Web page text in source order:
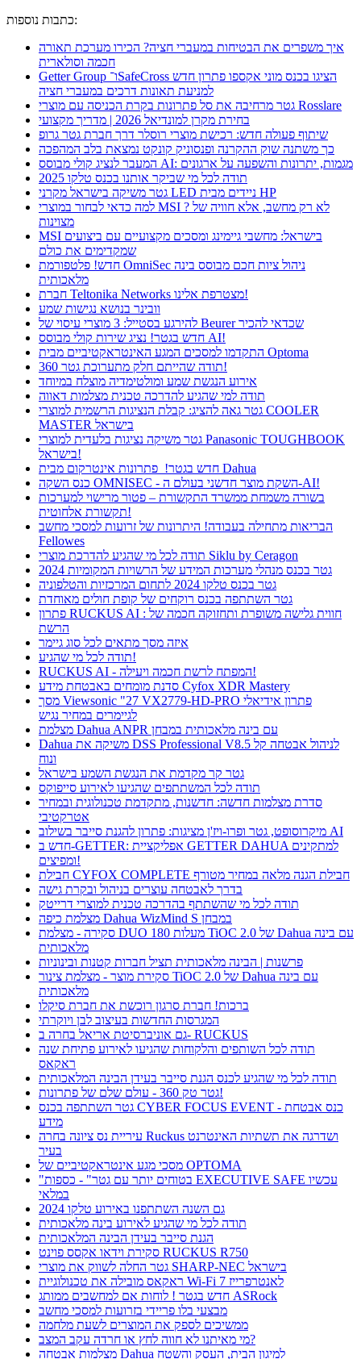
כתבות נוספות:
איך משפרים את הבטיחות במעברי חציה? הכירו מערכת תאורה
חכמה וסולארית
Getter Group ו־SafeCross הציגו בכנס מוני אקספו פתרון חדש
למניעת תאונות דרכים במעברי חציה
גטר מרחיבה את סל פתרונות בקרת הכניסה עם מוצרי Rosslare
בחירת מקרן למונדיאל 2026 | מדריך מקצועי
שיתוף פעולה חדש: רכישת מוצרי רוסלר דרך חברת גטר גרופ
כך משתנה שוק ההקרנה ופנסוניק קונקט נמצאת בלב המהפכה
המעבר לנציג קולי מבוסס AI: מגמות, יתרונות והשפעה על ארגונים
תודה לכל מי שביקר אותנו בכנס טלקו 2025
גטר משיקה בישראל מקרני LED ניידים מבית HP
למה כדאי לבחור במוצרי MSI ? לא רק מחשב, אלא חוויה של
מצוינות
MSI בישראל: מחשבי גיימינג ומסכים מקצועיים עם ביצועים
שמקדימים את כולם
חדש! פלטפורמת OmniSec ניהול ציות חכם מבוסס בינה
מלאכותית
חברת Teltonika Networks מצטרפת אלינו!
וובינר בנושא נגישות שמע
להירגע בסטייל: 3 מוצרי עיסוי של Beurer שכדאי להכיר
חדש בגטר! נציג שירות קולי מבוסס AI!
התקדמו למסכים המגע האינטראקטיביים מבית Optoma
תודה שהייתם חלק מתערוכת גטר 360!
אירוע הנגשת שמע ומולטימדיה מוצלח במיוחד
תודה למי שהגיע להדרכה טכנית מצלמות דאווה
גטר גאה להציג: קבלת הנציגות הרשמית למוצרי COOLER
MASTER בישראל
גטר משיקה נציגות בלעדית למוצרי Panasonic TOUGHBOOK
בישראל!
חדש בגטר! פתרונות אינטרקום מבית Dahua
כנס השקה OMNISEC - השקת מוצר חדשני בעולם ה-AI!
בשורה משמחת ממשרד התקשורת – פטור מרישוי למערכות
תקשורת אלחוטית!
הבריאות מתחילה בעבודה! היתרונות של זרועות למסכי מחשב
Fellowes
תודה לכל מי שהגיע להדרכת מוצרי Siklu by Ceragon
גטר בכנס מנהלי מערכות המידע של הרשויות המקומיות 2024
גטר בכנס טלקו 2024 לתחום המרכזיות והטלפוניה
גטר השתתפה בכנס רוקחים של קופת חולים מאוחדת
פתרון RUCKUS AI : חווית גלישה משופרת ותחזוקה חכמה של
הרשת
איזה מסך מתאים לכל סוג גיימר
תודה לכל מי שהגיע!
RUCKUS AI - המפתח לרשת חכמה ויעילה!
סדנת מומחים באבטחת מידע Cyfox XDR Mastery
מסך Viewsonic "27 VX2779-HD-PRO פתרון אידיאלי
לגיימרים במחיר נגיש
מצלמת Dahua ANPR עם בינה מלאכותית במבחן
Dahua משיקה את DSS Professional V8.5 לניהול אבטחה קל
ונוח
גטר קר מקדמת את הנגשת השמע בישראל
תודה לכל המשתתפים שהגיעו לאירוע סייפוקס
סדרת מצלמות חדשה: חדשנות, מתקדמת טכנולוגית ובמחיר
אטרקטיבי
מיקרוסופט, גטר ופרו-ויז'ן מציגות: פתרון להגנת סייבר בשילוב AI
חדש ב-GETTER: אפליקציית GETTER DAHUA למתקינים
ומפיצים!
חבילת CYFOX COMPLETE חבילת הגנה מלאה במחיר מטורף
בדרך לאבטחה עוצרים בניהול ובקרת גישה
תודה לכל מי שהשתתף בהדרכה טכנית למוצרי דרייטק
מצלמת כיפה Dahua WizMind S במבחן
סקירה - מצלמת DUO 180 מעלות TiOC 2.0 של Dahua עם בינה
מלאכותית
פרשנות | הבינה מלאכותית תציל חברות קטנות ובינוניות
סקירת מוצר - מצלמת צינור TiOC 2.0 של Dahua עם בינה
מלאכותית
ברכות! חברת סרגון רוכשת את חברת סיקלו
המגרסות החדשות בעיצוב לבן ויוקרתי
גם אוניברסיטת אריאל בחרה ב- RUCKUS
תודה לכל השותפים והלקוחות שהגיעו לאירוע פתיחת שנה
ראקאס
תודה לכל מי שהגיע לכנס הגנת סייבר בעידן הבינה המלאכותית
גטר טק 360 - עולם שלם של פתרונות!
גטר השתתפה בכנס CYBER FOCUS EVENT - כנס אבטחת
מידע
עיריית נס ציונה בחרה Ruckus ושדרגה את תשתיות האינטרנט
בעיר
מסכי מגע אינטראקטיביים של OPTOMA
"בטוחים יותר עם גטר" - כספות EXECUTIVE SAFE עכשיו
במלאי
גם השנה השתתפנו באירוע טלקו 2024
תודה לכל מי שהגיע לאירוע בינה מלאכותית
הגנת סייבר בעידן הבינה המלאכותית
סקירת וידאו אקסס פוינט RUCKUS R750
גטר החלה לשווק את מוצרי SHARP-NEC בישראל
ראקאס מובילה את טכנולוגיית Wi-Fi 7 לאנטרפרייז
חדש בגטר ! לוחות אם למחשבים ממותג ASRock
מבצעי בלו פריידי בזרועות למסכי מחשב
ממשיכים לספק את המוצרים לשעת מלחמה
מי מאיתנו לא חווה לחץ או חרדה עקב המצב?
מצלמות אבטחה Dahua למיגון הבית, העסק והשטח